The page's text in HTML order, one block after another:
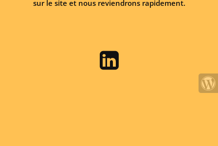
sur le site et nous reviendrons rapidement.